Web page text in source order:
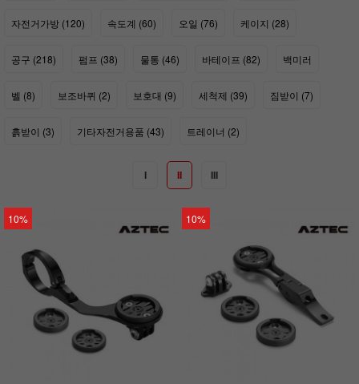
자전거가방 (120) 속도계 (60) 오일 (76) 케이지 (28)
공구 (218) 펌프 (38) 물통 (46) 바테이프 (82) 백미러
벨 (8) 보조바퀴 (2) 보호대 (9) 세척제 (39) 짐받이 (7)
흙받이 (3) 기타자전거용품 (43) 트레이너 (2)
I II III
10% 10%